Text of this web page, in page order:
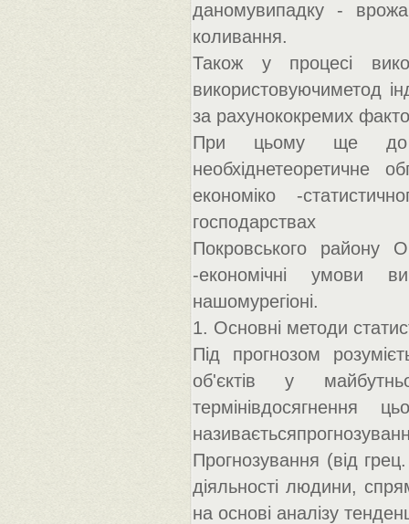
даномувипадку -
коливання.
Також у процесі
використовуючиметод
за рахунококремих
При цьому ще до
необхіднетеоретичне
економіко -
господарствах
Покровського району
-економічні умови
нашомурегіоні.
1. Основні методи
Під прогнозом
об'єктів у
термінівдосягнення
Прогнозування (від
діяльності людини,
на основі аналізу